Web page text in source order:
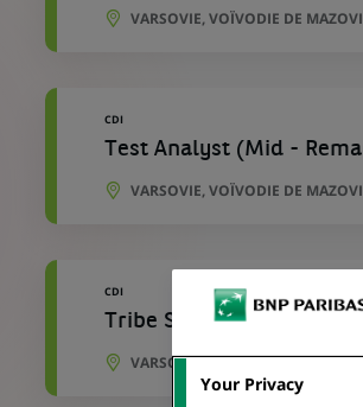
VARSOVIE, VOÏVODIE DE
CDI
Test Analyst (Mid -
VARSOVIE, VOÏVODIE DE
CDI
Tribe Security Officer
VARSOVIE, VOÏVODIE DE
Your Privacy